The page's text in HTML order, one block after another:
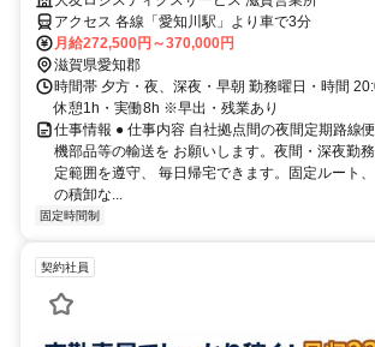
アクセス 各線「愛知川駅」より車で3分
月給272,500円～370,000円
滋賀県愛知郡
時間帯 夕方・夜、深夜・早朝 勤務曜日・時間
休憩1h・実働8h ※早出・残業あり
仕事情報 ● 仕事内容 自社拠点間の夜間定期路線
機部品等の輸送を お願いします。夜間・深夜勤
定範囲を遵守、 毎日帰宅できます。固定ルート
の積卸な...
固定時間制
契約社員